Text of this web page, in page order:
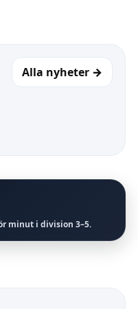
Alla nyheter →
minut i division 3–5.